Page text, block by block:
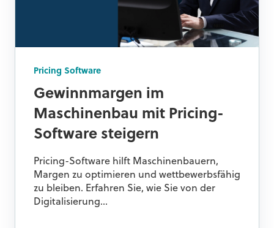
Pricing Software
Gewinnmargen im
Maschinenbau mit Pricing-
Software steigern
Pricing-Software hilft Maschinenbauern,
Margen zu optimieren und wettbewerbsfähig
zu bleiben. Erfahren Sie, wie Sie von der
Digitalisierung...